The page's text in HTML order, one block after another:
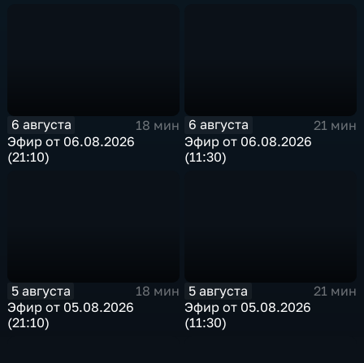
6 августа
18 мин
Эфир от 06.08.2026
(21:10)
6 августа
21 мин
Эфир от 06.08.2026
(11:30)
5 августа
18 мин
Эфир от 05.08.2026
(21:10)
5 августа
21 мин
Эфир от 05.08.2026
(11:30)